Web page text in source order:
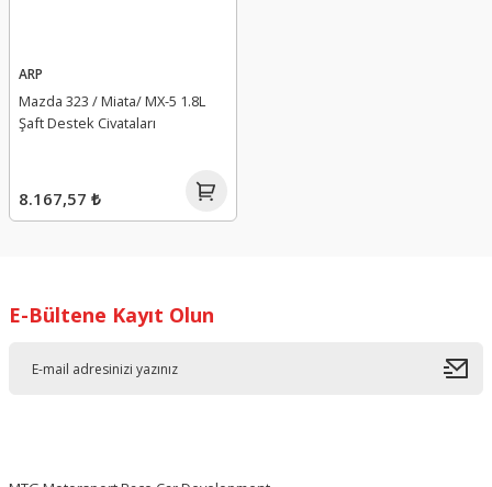
ARP
Mazda 323 / Miata/ MX-5 1.8L
Şaft Destek Civataları
8.167,57 ₺
E-Bültene Kayıt Olun